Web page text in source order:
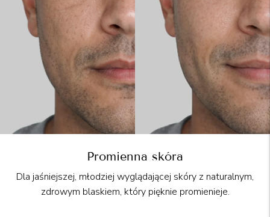
Promienna skóra
Dla jaśniejszej, młodziej wyglądającej skóry z naturalnym,
zdrowym blaskiem, który pięknie promienieje.